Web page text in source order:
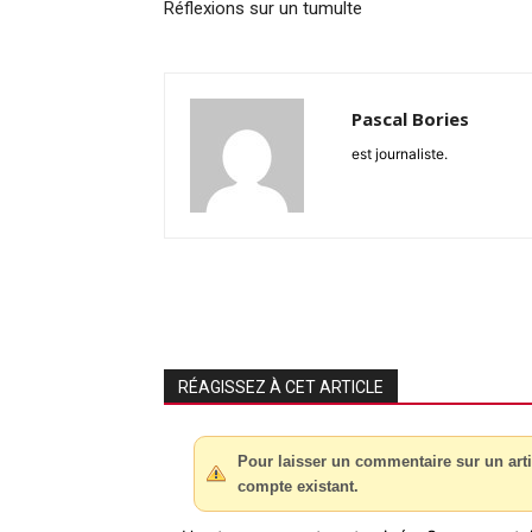
Réflexions sur un tumulte
Pascal Bories
est journaliste.
RÉAGISSEZ À CET ARTICLE
Pour laisser un commentaire sur un
compte existant.